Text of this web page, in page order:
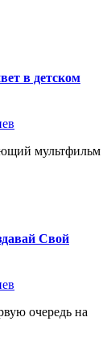
в детском
мультфильм
Свой
очередь на